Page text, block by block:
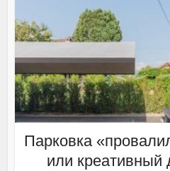
Парковка
или креативный